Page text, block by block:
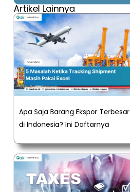
Artikel Lainnya
Apa Saja Barang Ekspor Terbesar
di Indonesia? Ini Daftarnya